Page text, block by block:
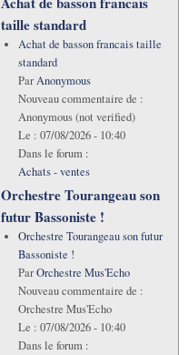
taille standard
Achat de basson francais taille
standard
ParAnonymous
Nouveau commentaire de :
Anonymous (not verified)
Le : 07/08/2026 - 10:40
Dans le forum :
Achats - ventes
Orchestre Tourangeau son
futur Bassoniste !
Orchestre Tourangeau son futur
Bassoniste !
ParOrchestre Mus'Echo
Nouveau commentaire de :
Orchestre Mus'Echo
Le : 07/08/2026 - 10:40
Dans le forum :